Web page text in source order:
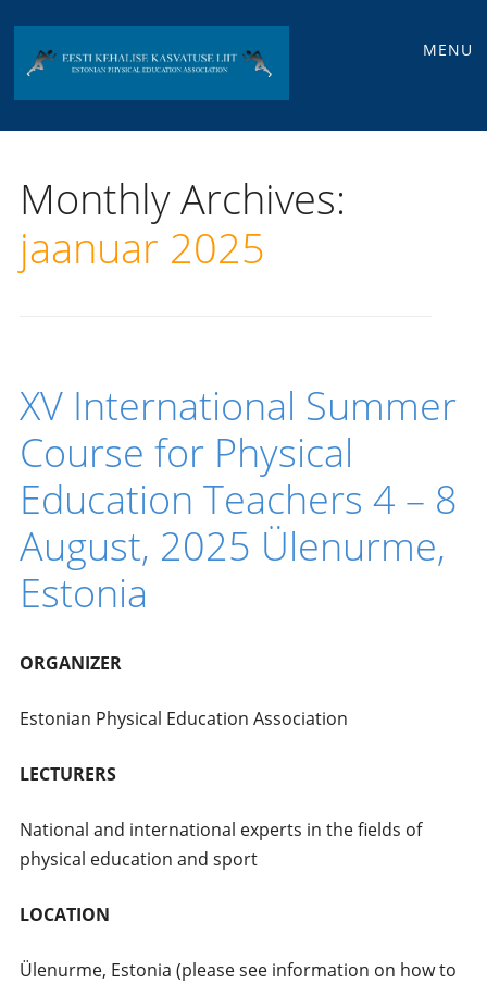
MENU
Monthly Archives:
jaanuar 2025
XV International Summer
Course for Physical
Education Teachers 4 – 8
August, 2025 Ülenurme,
Estonia
ORGANIZER
Estonian Physical Education Association
LECTURERS
National and international experts in the fields of
physical education and sport
LOCATION
Ülenurme, Estonia (please see information on how to